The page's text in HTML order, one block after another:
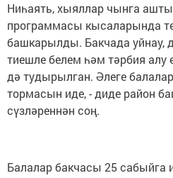
Ниһаять, хыяллар чынга
программасы кысаларында
башкарылды. Бакчада уйнау,
тиешле белем һәм тәрбия алу
дә тудырылган. Әлеге
тормасын иде, - диде район
сүзләреннән соң.
Балалар бакчасы 25 сабыйга